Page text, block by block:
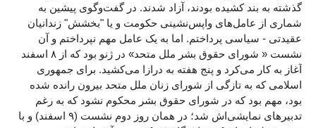
گذشته به بند کشیده بودند، آزاد شدند. در گفت‌وگوی پیشین به
شماری از عامل‌های واپس‌نشینی حکومت و یا "بخشش" زندانیان
عقیدتی - سیاسی پرداختم. اما به یک عامل مهم نپرداختم و آن
نشست « شورای حقوق بشر ملل متحد» در ژنو بود که از ۸ اسفند
آغاز به کار می‌کرد و پنج هفته به درازا می‌کشید. برای جمهوری
اسلامی که به تازگی از شورای زنان ملل متحد بیرون رانده شده
بود، مهم بود که در شورای حقوق بشر محکوم نشود که به رغم
تدبیرهای نمایشی‌اش شد؛ در همان روز دوم نشست (۹ اسفند) و با